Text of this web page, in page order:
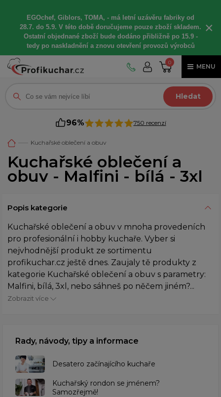
EGOchef, Giblors, TOMA, - má letní uzávěru fabriky od
28.7. do 5.9. V této době doručujeme pouze zboží skladem.
Ostatní objednané zboží bude dodáno přibližně po 15.9 -
tedy po naskladnění a znovu otevření provozů výrobců
×
0
MENU
Hledat
96% 750 recenzí
Kuchařské oblečení a obuv
Kuchařské oblečení a
obuv - Malfini - bílá - 3xl
Popis kategorie
Kuchařské oblečení a obuv v mnoha provedeních
pro profesionální i hobby kuchaře. Vyber si
nejvhodnější produkt ze sortimentu
profikuchar.cz ještě dnes. Zaujaly tě produkty z
kategorie Kuchařské oblečení a obuv s parametry:
Malfini, bílá, 3xl, nebo sáhneš po něčem jiném?...
Zobrazit více
Rady, návody, tipy a informace
Desatero začínajícího kuchaře
Kuchařský rondon se jménem?
Samozřejmě!